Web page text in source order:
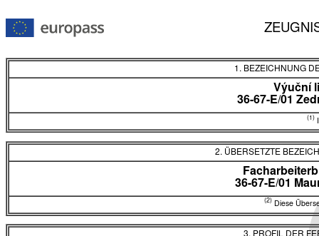
1. BEZEICHNUNG
Výuční
36-67-E/01
(1)
2. ÜBERSETZTE
36-67-E/01
(2) Diese